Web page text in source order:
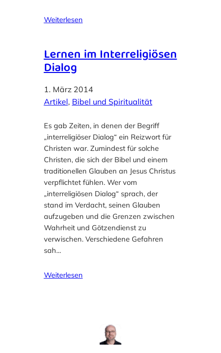
Weiterlesen
Lernen im Interreligiösen
Dialog
1. März 2014
Artikel, Bibel und Spiritualität
Es gab Zeiten, in denen der Begriff
„interreligiöser Dialog“ ein Reizwort für
Christen war. Zumindest für solche
Christen, die sich der Bibel und einem
traditionellen Glauben an Jesus Christus
verpflichtet fühlen. Wer vom
„interreligiösen Dialog“ sprach, der
stand im Verdacht, seinen Glauben
aufzugeben und die Grenzen zwischen
Wahrheit und Götzendienst zu
verwischen. Verschiedene Gefahren
sah…
Weiterlesen